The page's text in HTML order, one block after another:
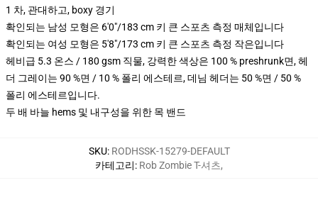
1 차, 관대하고, boxy 경기
확인되는 남성 모형은 6'0"/183 cm 키 큰 스포츠 측정 매체입니다
확인되는 여성 모형은 5'8"/173 cm 키 큰 스포츠 측정 작은입니다
헤비급 5.3 온스 / 180 gsm 직물, 강력한 색상은 100 % preshrunk면, 헤
더 그레이는 90 %면 / 10 % 폴리 에스테르, 데님 헤더는 50 %면 / 50 %
폴리 에스테르입니다.
두 배 바늘 hems 및 내구성을 위한 목 밴드
SKU: RODHSSK-15279-DEFAULT
카테고리: Rob Zombie T-셔츠,